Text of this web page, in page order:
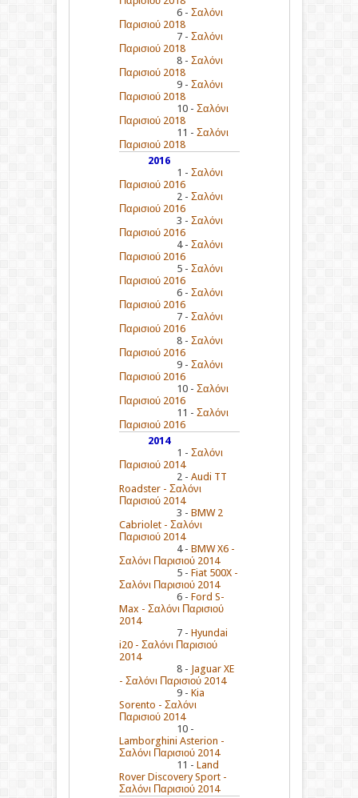
6 - Σαλόνι
Παρισιού 2018
7 - Σαλόνι
Παρισιού 2018
8 - Σαλόνι
Παρισιού 2018
9 - Σαλόνι
Παρισιού 2018
10 - Σαλόνι
Παρισιού 2018
11 - Σαλόνι
Παρισιού 2018
2016
1 - Σαλόνι
Παρισιού 2016
2 - Σαλόνι
Παρισιού 2016
3 - Σαλόνι
Παρισιού 2016
4 - Σαλόνι
Παρισιού 2016
5 - Σαλόνι
Παρισιού 2016
6 - Σαλόνι
Παρισιού 2016
7 - Σαλόνι
Παρισιού 2016
8 - Σαλόνι
Παρισιού 2016
9 - Σαλόνι
Παρισιού 2016
10 - Σαλόνι
Παρισιού 2016
11 - Σαλόνι
Παρισιού 2016
2014
1 - Σαλόνι
Παρισιού 2014
2 - Audi TT
Roadster - Σαλόνι
Παρισιού 2014
3 - BMW 2
Cabriolet - Σαλόνι
Παρισιού 2014
4 - BMW X6 -
Σαλόνι Παρισιού 2014
5 - Fiat 500X -
Σαλόνι Παρισιού 2014
6 - Ford S-
Max - Σαλόνι Παρισιού
2014
7 - Hyundai
i20 - Σαλόνι Παρισιού
2014
8 - Jaguar XE
- Σαλόνι Παρισιού 2014
9 - Kia
Sorento - Σαλόνι
Παρισιού 2014
10 -
Lamborghini Asterion -
Σαλόνι Παρισιού 2014
11 - Land
Rover Discovery Sport -
Σαλόνι Παρισιού 2014